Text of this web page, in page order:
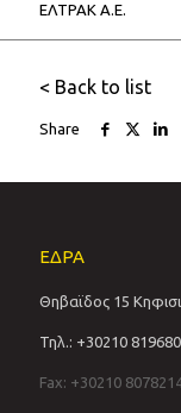
ΕΛΤΡΑΚ Α.Ε.
< Back to list
Share
ΕΔΡΑ
Θηβαϊδος 15
Τηλ.: +30210
Fax: +30210